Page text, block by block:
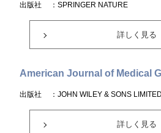
出版社 ：SPRINGER NATURE
詳しく見る
American Journal of Medical
出版社 ：JOHN WILEY & SONS LIMITED
詳しく見る